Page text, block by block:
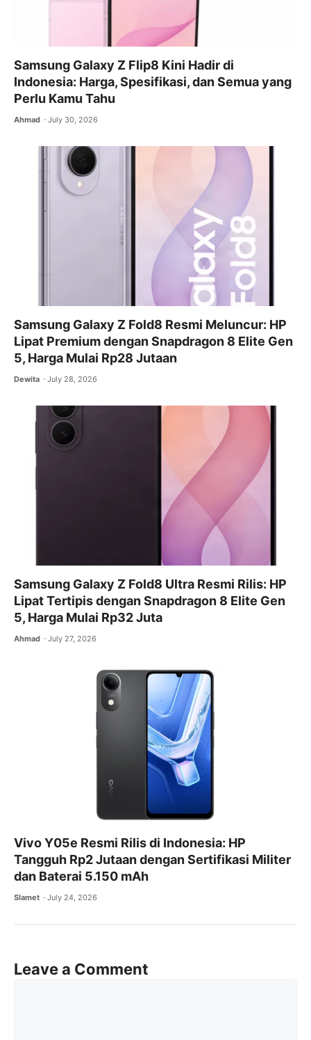
Samsung Galaxy Z Flip8 Kini Hadir di
Indonesia: Harga, Spesifikasi, dan Semua yang
Perlu Kamu Tahu
Ahmad July 30, 2026
Samsung Galaxy Z Fold8 Resmi Meluncur: HP
Lipat Premium dengan Snapdragon 8 Elite Gen
5, Harga Mulai Rp28 Jutaan
Dewita July 28, 2026
Samsung Galaxy Z Fold8 Ultra Resmi Rilis: HP
Lipat Tertipis dengan Snapdragon 8 Elite Gen
5, Harga Mulai Rp32 Juta
Ahmad July 27, 2026
Vivo Y05e Resmi Rilis di Indonesia: HP
Tangguh Rp2 Jutaan dengan Sertifikasi Militer
dan Baterai 5.150 mAh
Slamet July 24, 2026
Leave a Comment